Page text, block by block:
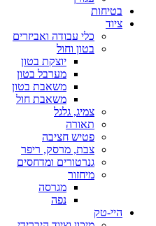
בטיחות
ציוד
כלי עבודה ואביזרים
בטון וחול
יוצקת בטון
מערבל בטון
משאבת בטון
משאבת חול
צמיג, גלגל
תאורה
פטיש חציבה
צבת, מרסק, ריפר
גנרטורים ומדחסים
מיחזור
מגרסה
נפה
היי-טק